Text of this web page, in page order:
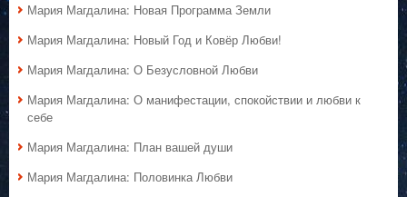
Мария Магдалина: Новая Программа Земли
Мария Магдалина: Новый Год и Ковёр Любви!
Мария Магдалина: О Безусловной Любви
Мария Магдалина: О манифестации, спокойствии и любви к
себе
Мария Магдалина: План вашей души
Мария Магдалина: Половинка Любви